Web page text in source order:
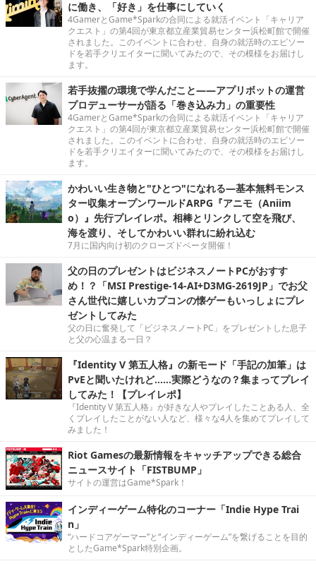
に働き、「好き」を仕事にしていく
4GamerとGame*Sparkの合同による就活イベント「キャリア
クエスト」の第4回が東京都立産業貿易センター浜松町館で開催
されました。このイベントに合わせ、自身の就活時のエピソー
ドを若手クリエイターに聞いてみたので、その模様をお届けし
ます。
若手抜擢の環境で学んだこと――アプリボットの運営
プロデューサーが語る「巻き込み力」の重要性
4GamerとGame*Sparkの合同による就活イベント「キャリア
クエスト」の第4回が東京都立産業貿易センター浜松町館で開催
されました。このイベントに合わせ、自身の就活時のエピソー
ドを若手クリエイターに聞いてみたので、その模様をお届けし
ます。
かわいい生き物と"ひとつ"になれる―基本無料モンス
ター収集オープンワールドARPG『アニモ（Aniim
o）』先行プレイレポ。相棒とリンクして空を飛び、
海を渡り、そしてかわいい群れに紛れ込む
7月に国内向け初のクローズドベータ開催！
父の日のプレゼントはビジネスノートPCがおすす
め！？「MSI Prestige-14-AI+D3MG-2619JP」でお父
さん世代に嬉しいカプコンの懐ゲーもいっしょにプレ
ゼントしてみた
父の日に奮発して「ビジネスノートPC」をプレゼントした息子
と父の心温まる一日？
『Identity V 第五人格』の新モード「手記の加筆」は
PvEと聞いたけれど……実際どうなの？集まってプレイ
してみた！【プレイレポ】
『Identity V 第五人格』が好きな人やプレイしたことある人、全
くプレイしたことがない人など、様々な4人を集めてプレイして
みました！
Riot Gamesの最新情報をキャッチアップできる総合
ニュースサイト「FISTBUMP」
サイトの運営はGame*Spark！
インディーゲーム特化のコーナー「Indie Hype Trai
n」
“ハードコアゲーマー”と“インディーゲーム”を繋げることを目的
としたGame*Spark特別企画。